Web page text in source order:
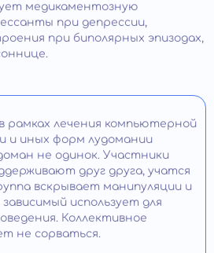
медикаментозную
при депрессии,
при биполярных эпизодах,
рамках лечения компьютерной
и иных форм лудомании
не одинок. Участники
друг друга, учатся
вскрывает манипуляции и
использует для
Коллективное
не сорваться.